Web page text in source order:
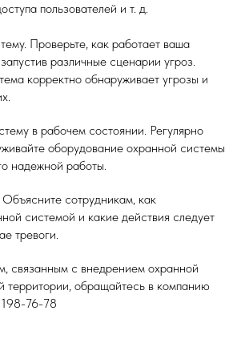
пользователей и т. д.
Проверьте, как работает ваша
различные сценарии угроз.
корректно обнаруживает угрозы и
в рабочем состоянии. Регулярно
оборудование охранной системы
надежной работы.
сотрудникам, как
системой и какие действия следует
тревоги.
связанным с внедрением охранной
территории, обращайтесь в компанию
76-78